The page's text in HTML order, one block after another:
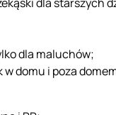
dla maluchów;
w domu i poza